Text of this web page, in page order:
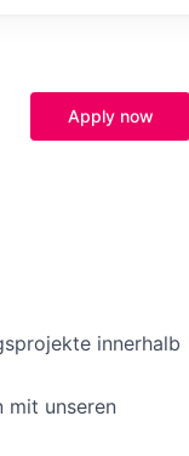
Apply now
innerhalb
mit unseren